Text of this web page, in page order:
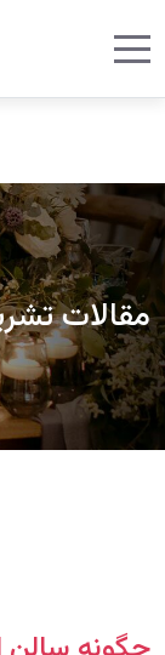
Mobile Menu Toggle
Menu Toggle
مقالات